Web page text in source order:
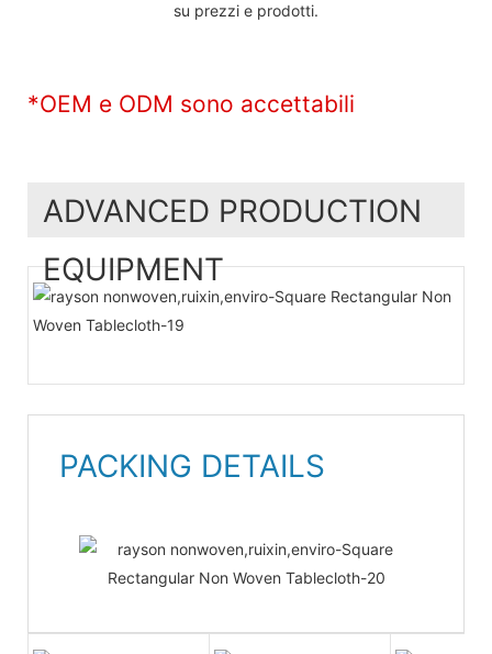
su prezzi e prodotti.
*OEM e ODM sono accettabili
ADVANCED PRODUCTION
EQUIPMENT
PACKING DETAILS